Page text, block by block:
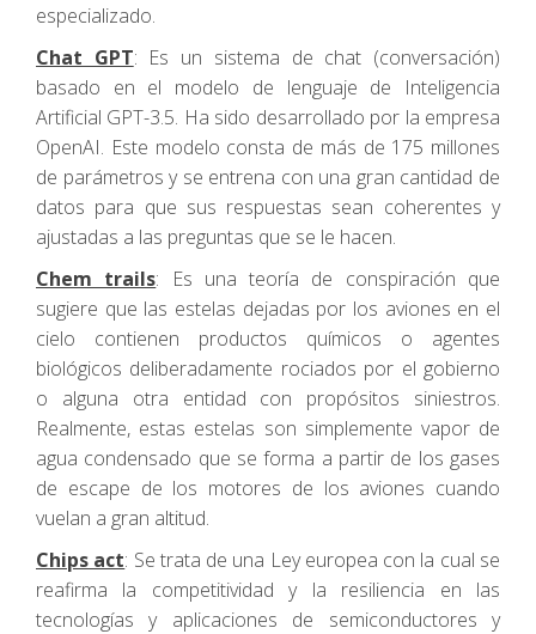
especializado.
Chat GPT: Es un sistema de chat (conversación)
basado en el modelo de lenguaje de Inteligencia
Artificial GPT-3.5. Ha sido desarrollado por la empresa
OpenAI. Este modelo consta de más de 175 millones
de parámetros y se entrena con una gran cantidad de
datos para que sus respuestas sean coherentes y
ajustadas a las preguntas que se le hacen.
Chem trails: Es una teoría de conspiración que
sugiere que las estelas dejadas por los aviones en el
cielo contienen productos químicos o agentes
biológicos deliberadamente rociados por el gobierno
o alguna otra entidad con propósitos siniestros.
Realmente, estas estelas son simplemente vapor de
agua condensado que se forma a partir de los gases
de escape de los motores de los aviones cuando
vuelan a gran altitud.
Chips act: Se trata de una Ley europea con la cual se
reafirma la competitividad y la resiliencia en las
tecnologías y aplicaciones de semiconductores y